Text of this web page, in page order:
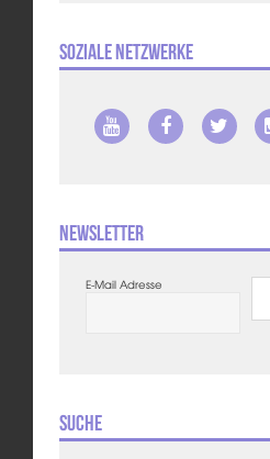
Soziale Netzwerke
Newsletter
E-Mail Adresse
Suche